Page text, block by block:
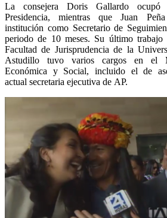
La consejera Doris Gallardo
Presidencia, mientras que Juan
institución como Secretario de
periodo de 10 meses. Su último
Facultad de Jurisprudencia de la
Astudillo tuvo varios cargos en el
Económica y Social, incluido el de
actual secretaria ejecutiva de AP.